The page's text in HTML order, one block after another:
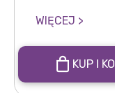
WIĘCEJ >
KUP I